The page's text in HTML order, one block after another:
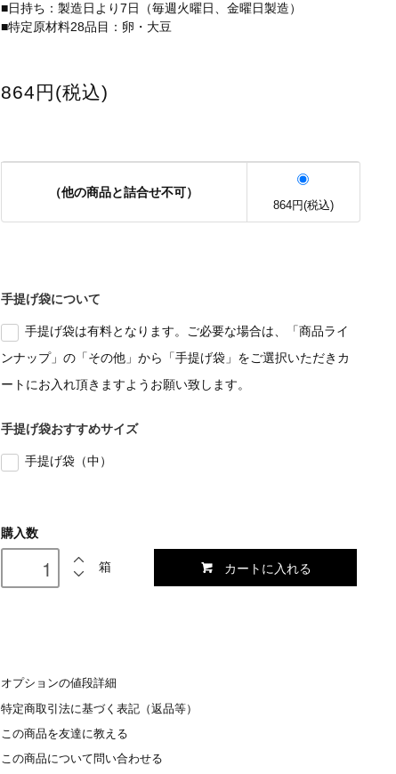
■日持ち：製造日より7日（毎週火曜日、金曜日製造）
■特定原材料28品目：卵・大豆
864円(税込)
（他の商品と詰合せ不可）
864円(税込)
手提げ袋について
手提げ袋は有料となります。ご必要な場合は、「商品ライ
ンナップ」の「その他」から「手提げ袋」をご選択いただきカ
ートにお入れ頂きますようお願い致します。
手提げ袋おすすめサイズ
手提げ袋（中）
購入数
箱 カートに入れる
オプションの値段詳細
特定商取引法に基づく表記（返品等）
この商品を友達に教える
この商品について問い合わせる